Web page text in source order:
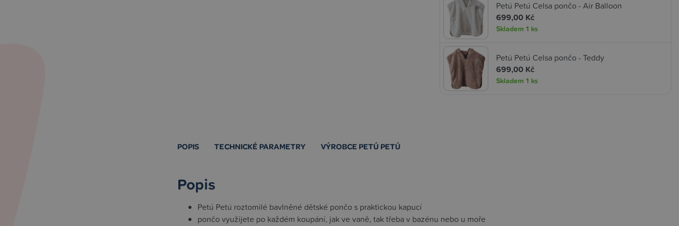
Petú Petú Celsa pončo - Air Balloon
699,00 Kč
Skladem 1 ks
Petú Petú Celsa pončo - Teddy
699,00 Kč
Skladem 1 ks
POPIS TECHNICKÉ PARAMETRY VÝROBCE PETÚ PETÚ
Popis
Petú Petú roztomilé bavlněné dětské pončo s praktickou kapucí
pončo využijete po každém koupání, jak ve vaně, tak třeba v bazénu nebo u moře